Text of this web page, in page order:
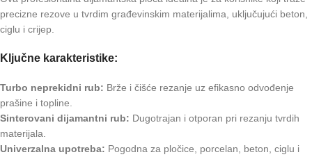
precizne rezove u tvrdim građevinskim materijalima, uključujući beton,
ciglu i crijep.
Ključne karakteristike:
Turbo neprekidni rub: Brže i čišće rezanje uz efikasno odvođenje
prašine i topline.
Sinterovani dijamantni rub: Dugotrajan i otporan pri rezanju tvrdih
materijala.
Univerzalna upotreba: Pogodna za pločice, porcelan, beton, ciglu i